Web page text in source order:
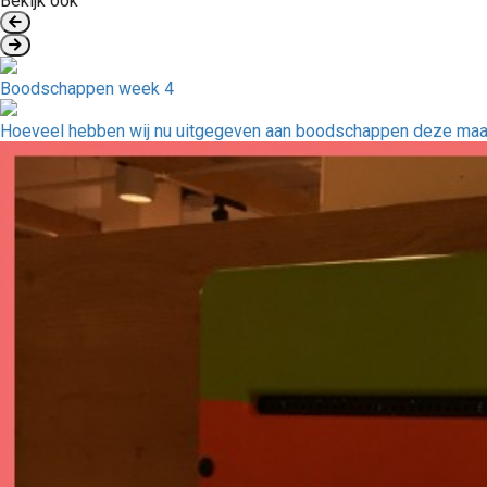
Boodschappen week 4
Hoeveel hebben wij nu uitgegeven aan boodschappen deze